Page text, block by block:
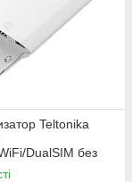
Teltonika
DualSIM без